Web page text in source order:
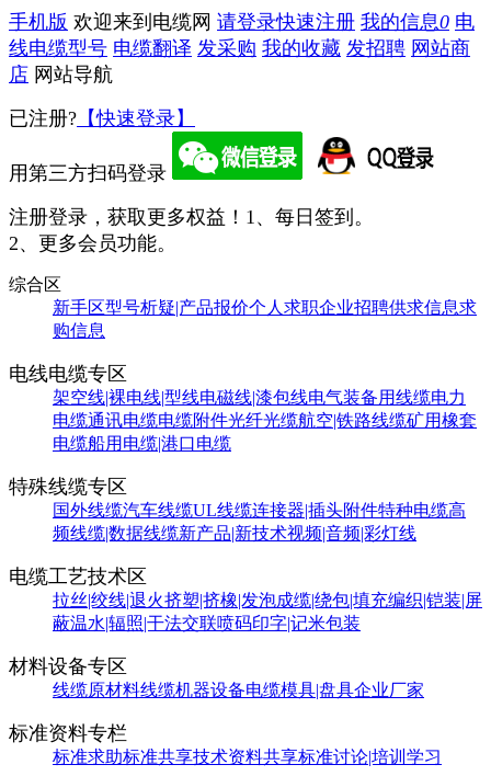
手机版 欢迎来到电缆网 请登录快速注册 我的信息0 电
线电缆型号 电缆翻译 发采购 我的收藏 发招聘 网站商
店 网站导航
已注册? 【快速登录】
用第三方扫码登录
注册登录，获取更多权益！ 1、每日签到。
2、更多会员功能。
综合区
新手区型号析疑|产品报价个人求职企业招聘供求信息求
购信息
电线电缆专区
架空线|裸电线|型线电磁线|漆包线电气装备用线缆电力
电缆通讯电缆电缆附件光纤光缆航空|铁路线缆矿用橡套
电缆船用电缆|港口电缆
特殊线缆专区
国外线缆汽车线缆UL线缆连接器|插头附件特种电缆高
频线缆|数据线缆新产品|新技术视频|音频|彩灯线
电缆工艺技术区
拉丝|绞线|退火挤塑|挤橡|发泡成缆|绕包|填充编织|铠装|屏
蔽温水|辐照|干法交联喷码印字|记米包装
材料设备专区
线缆原材料线缆机器设备电缆模具|盘具企业厂家
标准资料专栏
标准求助标准共享技术资料共享标准讨论|培训学习